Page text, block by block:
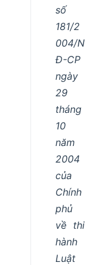
số
181/2
004/N
Đ-CP
ngày
29
tháng
10
năm
2004
của
Chính
phủ
về thi
hành
Luật